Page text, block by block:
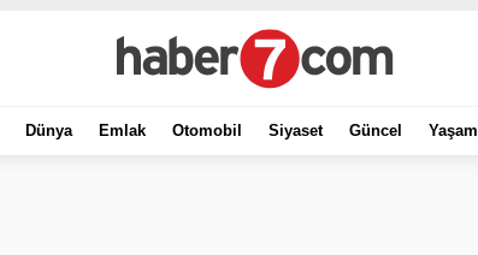
Dünya Emlak Otomobil Siyaset Güncel Yaşam